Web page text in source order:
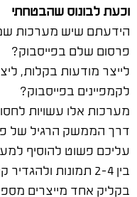
וכעת לבונוס שהבטחתי
הידעתם שיש מערכות
פרסום שלם בפייסבוק?
לייצר מודעות בקלות,
לקמפיינים בפייסבוק?
מערכות אלו עשויות
דרך הממשק הרגיל של
בין 2-4 תמונות ולהגדיר קהל יעד.
בקליק אחד מייצרים